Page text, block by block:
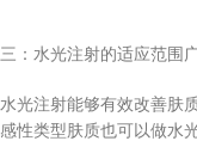
三：水光注射的适应范围
水光注射能够有效改善肤
感性类型肤质也可以做水光